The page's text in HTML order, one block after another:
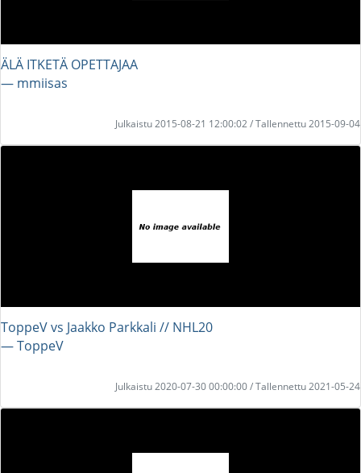
ÄLÄ ITKETÄ OPETTAJAA
― mmiisas
Julkaistu 2015-08-21 12:00:02 / Tallennettu 2015-09-04
ToppeV vs Jaakko Parkkali // NHL20
― ToppeV
Julkaistu 2020-07-30 00:00:00 / Tallennettu 2021-05-24